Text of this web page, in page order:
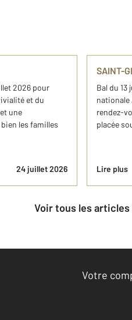
2026 pour
et du
une
les familles
24 juillet 2026
SAINT-
Bal du
nationale
rendez-
placée
Lire plus
Voir tous les articles
Votre